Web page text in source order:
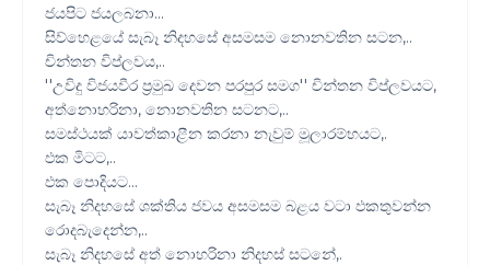
ජයපිට ජයලබනා...
සිව්හෙළයේ සැබෑ නිදහසේ අසමසම නොනවතින සටන,..
චින්තන විප්ලවය,..
''උවිදු විජයවීර ප්‍රමුඛ දෙවන පරපුර සමග'' චින්තන විප්ලවයට,
අත්නොහරිනා, නොනවතින සටනට,..
සමස්ථයක් යාවත්කාළීන කරනා නැවුම් මූලාරම්භයට,.
ඵක මිටට,..
ඵක පොදියට...
සැබෑ නිදහසේ ශක්තිය ජවය අසමසම බළය වටා ඵකතුවන්න
රොදබැදෙන්න,..
සැබෑ නිදහසේ අත් නොහරිනා නිදහස් සටනේ,.